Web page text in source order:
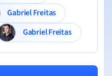
Gabriel Freitas
Gabriel Freitas